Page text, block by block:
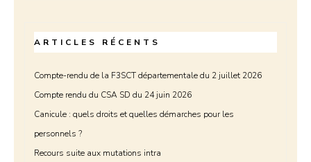
ARTICLES RÉCENTS
Compte-rendu de la F3SCT départementale du 2 juillet 2026
Compte rendu du CSA SD du 24 juin 2026
Canicule : quels droits et quelles démarches pour les
personnels ?
Recours suite aux mutations intra